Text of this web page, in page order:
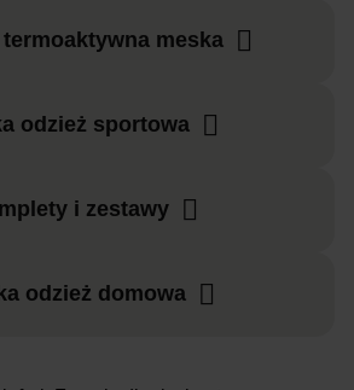
meska
odzież sportowa
i zestawy
odzież domowa